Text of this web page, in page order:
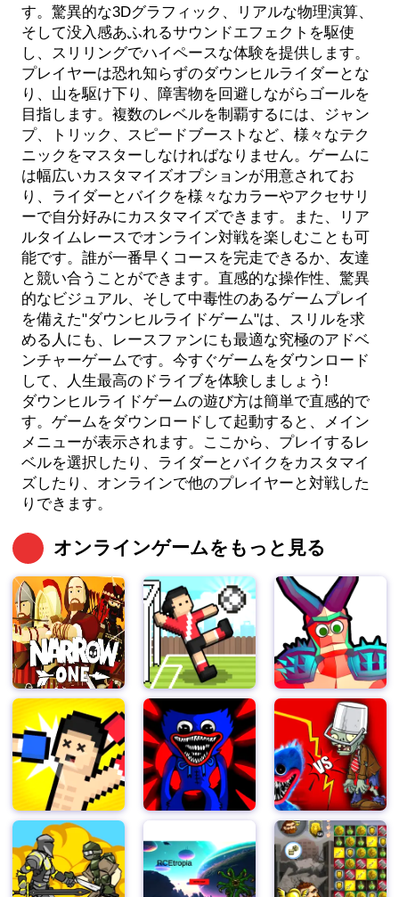
す。驚異的な3Dグラフィック、リアルな物理演算、
そして没入感あふれるサウンドエフェクトを駆使
し、スリリングでハイペースな体験を提供します。
プレイヤーは恐れ知らずのダウンヒルライダーとな
り、山を駆け下り、障害物を回避しながらゴールを
目指します。複数のレベルを制覇するには、ジャン
プ、トリック、スピードブーストなど、様々なテク
ニックをマスターしなければなりません。ゲームに
は幅広いカスタマイズオプションが用意されてお
り、ライダーとバイクを様々なカラーやアクセサリ
ーで自分好みにカスタマイズできます。また、リア
ルタイムレースでオンライン対戦を楽しむことも可
能です。誰が一番早くコースを完走できるか、友達
と競い合うことができます。直感的な操作性、驚異
的なビジュアル、そして中毒性のあるゲームプレイ
を備えた"ダウンヒルライドゲーム"は、スリルを求
める人にも、レースファンにも最適な究極のアドベ
ンチャーゲームです。今すぐゲームをダウンロード
して、人生最高のドライブを体験しましょう!
ダウンヒルライドゲームの遊び方は簡単で直感的で
す。ゲームをダウンロードして起動すると、メイン
メニューが表示されます。ここから、プレイするレ
ベルを選択したり、ライダーとバイクをカスタマイ
ズしたり、オンラインで他のプレイヤーと対戦した
りできます。
オンラインゲームをもっと見る